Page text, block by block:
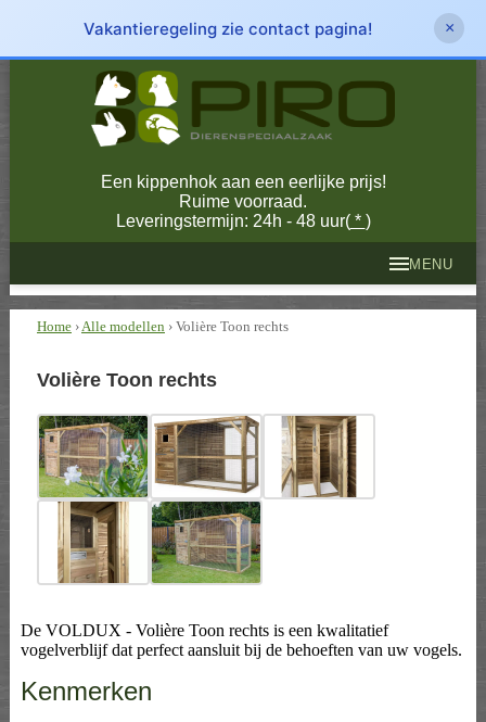
Vakantieregeling zie contact pagina! ×
Een kippenhok aan een eerlijke prijs!
Ruime voorraad.
Leveringstermijn: 24h - 48 uur(* )
MENU
Home ›Alle modellen › Volière Toon rechts
Volière Toon rechts
De VOLDUX - Volière Toon rechts is een kwalitatief
vogelverblijf dat perfect aansluit bij de behoeften van uw vogels.
Kenmerken